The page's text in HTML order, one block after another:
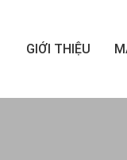
GIỚI THIỆU